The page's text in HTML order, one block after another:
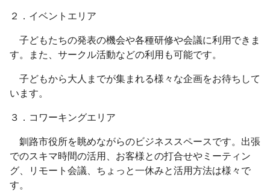
２．イベントエリア
子どもたちの発表の機会や各種研修や会議に利用できま
す。また、サークル活動などの利用も可能です。
子どもから大人までが集まれる様々な企画をお待ちして
います。
３．コワーキングエリア
釧路市役所を眺めながらのビジネススペースです。出張
でのスキマ時間の活用、お客様との打合せやミーティン
グ、リモート会議、ちょっと一休みと活用方法は様々で
す。